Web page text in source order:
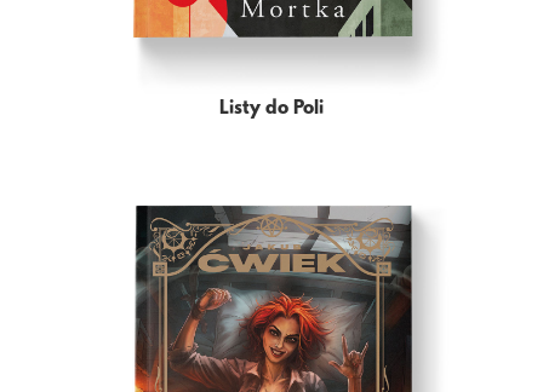
Listy do Poli